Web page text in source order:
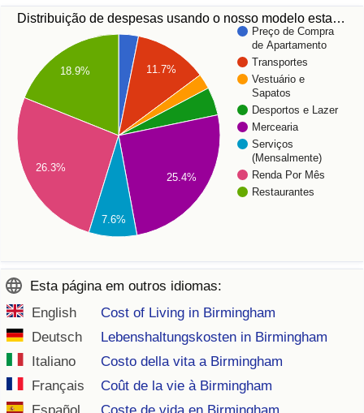
Distribuição de despesas usando o nosso modelo esta…
Preço de Compra
de Apartamento
Transportes
Vestuário e
Sapatos
Desportos e Lazer
Mercearia
Serviços
(Mensalmente)
Renda Por Mês
Restaurantes
11.7%
25.4%
18.9%
26.3%
7.6%
Esta página em outros idiomas:
English
Cost of Living in Birmingham
Deutsch
Lebenshaltungskosten in Birmingham
Italiano
Costo della vita a Birmingham
Français
Coût de la vie à Birmingham